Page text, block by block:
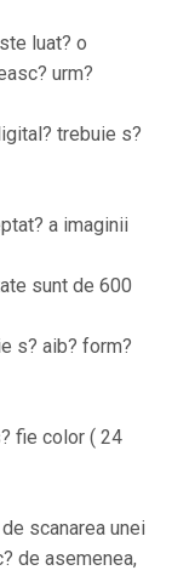
luat? o
urm?
trebuie s?
a imaginii
sunt de 600
s? aib? form?
fie color ( 24
scanarea unei
de asemenea,